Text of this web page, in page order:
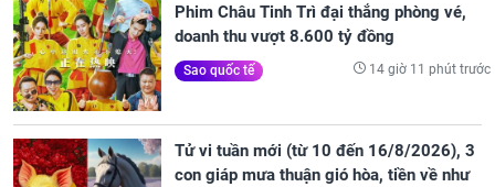
Phim Châu Tinh Trì đại thắng phòng vé,
doanh thu vượt 8.600 tỷ đồng
Sao quốc tế 14 giờ 11 phút trước
Tử vi tuần mới (từ 10 đến 16/8/2026), 3
con giáp mưa thuận gió hòa, tiền về như